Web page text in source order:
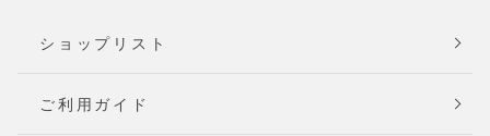
ショップリスト
ご利用ガイド